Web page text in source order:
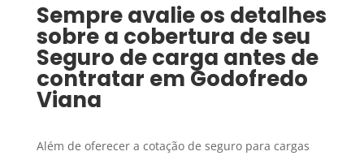
Sempre avalie os detalhes
sobre a cobertura de seu
Seguro de carga antes de
contratar em Godofredo
Viana
Além de oferecer a cotação de seguro para cargas